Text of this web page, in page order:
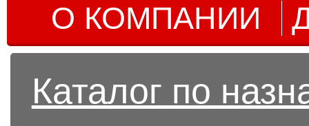
О КОМПАНИИ
Каталог по